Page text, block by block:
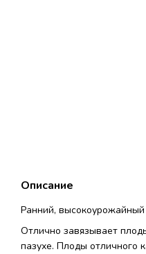
Описание
Ранний,
Отлично завязывает
пазухе. Плоды отличного